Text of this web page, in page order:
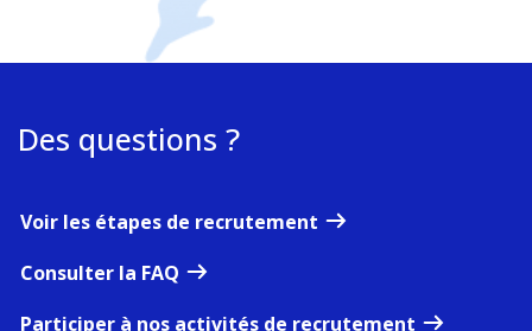
Des questions ?
Voir les étapes de recrutement
Consulter la FAQ
Participer à nos activités de recrutement